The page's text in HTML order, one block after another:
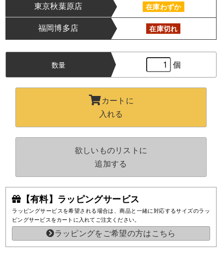
東京秋葉原店 在庫わずか
福岡博多店 在庫切れ
【有料】ラッピングサービス
ラッピングサービスを希望される場合は、商品と一緒に対応するサイズのラッ
ピングサービスをカートに入れてご注文ください。
ラッピングをご希望の方はこちら
数量 個
カートに
入れる
欲しいものリストに
追加する